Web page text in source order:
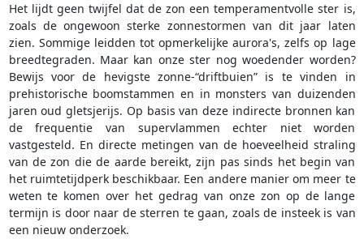
Het lijdt geen twijfel dat de zon een temperamentvolle ster is,
zoals de ongewoon sterke zonnestormen van dit jaar laten
zien. Sommige leidden tot opmerkelijke aurora's, zelfs op lage
breedtegraden. Maar kan onze ster nog woedender worden?
Bewijs voor de hevigste zonne-“driftbuien” is te vinden in
prehistorische boomstammen en in monsters van duizenden
jaren oud gletsjerijs. Op basis van deze indirecte bronnen kan
de frequentie van supervlammen echter niet worden
vastgesteld. En directe metingen van de hoeveelheid straling
van de zon die de aarde bereikt, zijn pas sinds het begin van
het ruimtetijdperk beschikbaar. Een andere manier om meer te
weten te komen over het gedrag van onze zon op de lange
termijn is door naar de sterren te gaan, zoals de insteek is van
een nieuw onderzoek.